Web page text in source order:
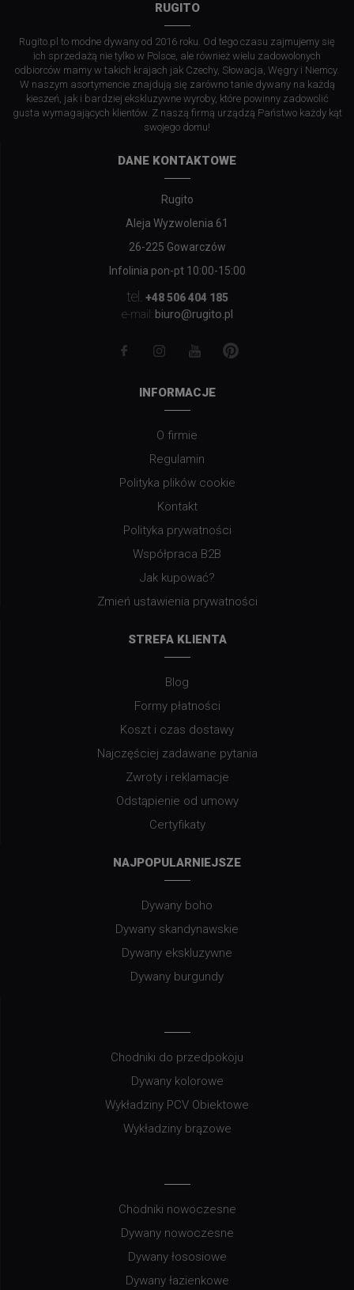
RUGITO
Rugito.pl to modne dywany od 2016 roku. Od tego czasu zajmujemy się
ich sprzedażą nie tylko w Polsce, ale również wielu zadowolonych
odbiorców mamy w takich krajach jak Czechy, Słowacja, Węgry i Niemcy.
W naszym asortymencie znajdują się zarówno tanie dywany na każdą
kieszeń, jak i bardziej ekskluzywne wyroby, które powinny zadowolić
gusta wymagających klientów. Z naszą firmą urządzą Państwo każdy kąt
swojego domu!
DANE KONTAKTOWE
Rugito
Aleja Wyzwolenia 61
26-225 Gowarczów
Infolinia pon-pt 10:00-15:00
tel. +48 506 404 185
e-mail: biuro@rugito.pl
INFORMACJE
O firmie
Regulamin
Polityka plików cookie
Kontakt
Polityka prywatności
Współpraca B2B
Jak kupować?
Zmień ustawienia prywatności
STREFA KLIENTA
Blog
Formy płatności
Koszt i czas dostawy
Najczęściej zadawane pytania
Zwroty i reklamacje
Odstąpienie od umowy
Certyfikaty
NAJPOPULARNIEJSZE
Dywany boho
Dywany skandynawskie
Dywany ekskluzywne
Dywany burgundy
Chodniki do przedpokoju
Dywany kolorowe
Wykładziny PCV Obiektowe
Wykładziny brązowe
Chodniki nowoczesne
Dywany nowoczesne
Dywany łososiowe
Dywany łazienkowe